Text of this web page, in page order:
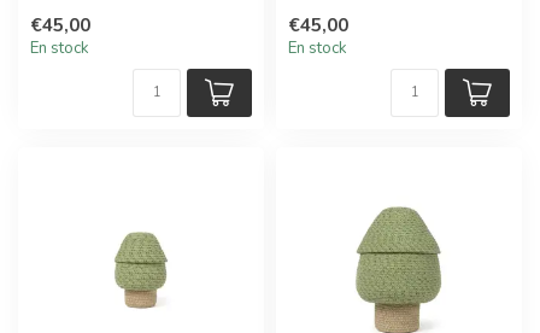
€45,00
En stock
€45,00
En stock